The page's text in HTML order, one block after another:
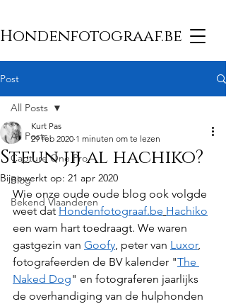
Hondenfotograaf.be
Post
All Posts
Capture One Pro
Blog
Bekend Vlaanderen
All Posts
Steun jij al hachiko?
Kurt Pas
29 feb 2020 1 minuten om te lezen
Bijgewerkt op: 21 apr 2020
Wie onze oude oude blog ook volgde
weet dat Hondenfotograaf.be Hachiko
een wam hart toedraagt. We waren
gastgezin van Goofy, peter van Luxor,
fotografeerden de BV kalender "The
Naked Dog" en fotograferen jaarlijks
de overhandiging van de hulphonden